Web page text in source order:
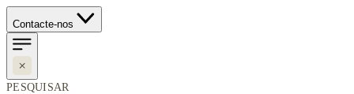
Contacte-nos
PESQUISAR